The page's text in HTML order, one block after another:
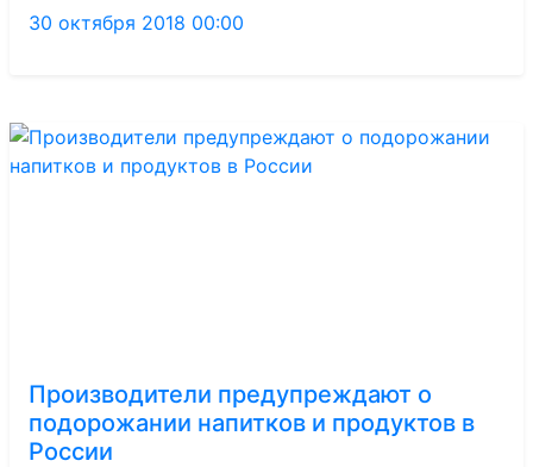
30 октября 2018 00:00
Производители предупреждают о
подорожании напитков и продуктов в
России